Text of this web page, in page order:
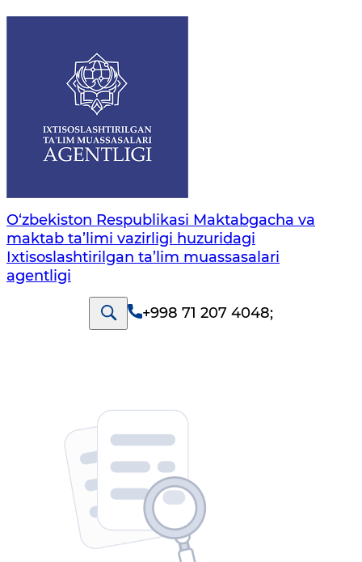
O‘zbekiston Respublikasi Maktabgacha va
maktab ta’limi vazirligi huzuridagi
Ixtisoslashtirilgan ta’lim muassasalari
agentligi
+998 71 207 4048;